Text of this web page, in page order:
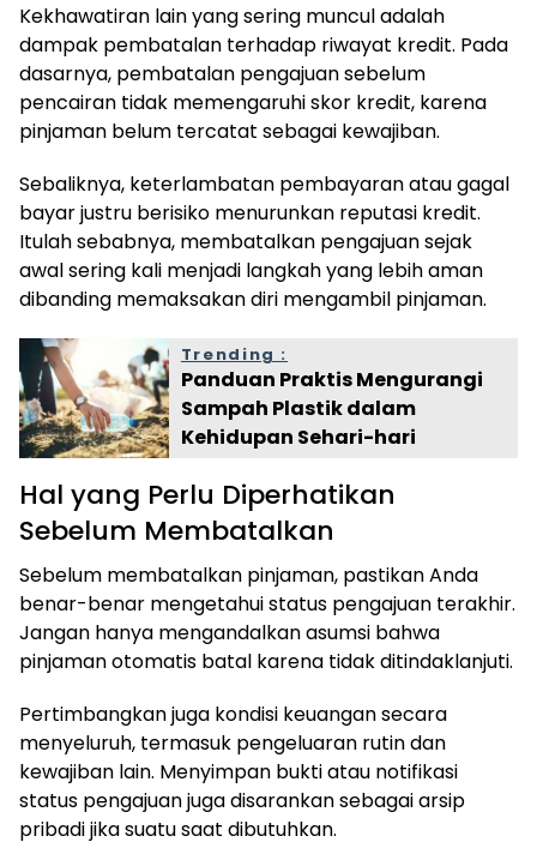
Kekhawatiran lain yang sering muncul adalah
dampak pembatalan terhadap riwayat kredit. Pada
dasarnya, pembatalan pengajuan sebelum
pencairan tidak memengaruhi skor kredit, karena
pinjaman belum tercatat sebagai kewajiban.
Sebaliknya, keterlambatan pembayaran atau gagal
bayar justru berisiko menurunkan reputasi kredit.
Itulah sebabnya, membatalkan pengajuan sejak
awal sering kali menjadi langkah yang lebih aman
dibanding memaksakan diri mengambil pinjaman.
Trending :
Panduan Praktis Mengurangi
Sampah Plastik dalam
Kehidupan Sehari-hari
Hal yang Perlu Diperhatikan
Sebelum Membatalkan
Sebelum membatalkan pinjaman, pastikan Anda
benar-benar mengetahui status pengajuan terakhir.
Jangan hanya mengandalkan asumsi bahwa
pinjaman otomatis batal karena tidak ditindaklanjuti.
Pertimbangkan juga kondisi keuangan secara
menyeluruh, termasuk pengeluaran rutin dan
kewajiban lain. Menyimpan bukti atau notifikasi
status pengajuan juga disarankan sebagai arsip
pribadi jika suatu saat dibutuhkan.